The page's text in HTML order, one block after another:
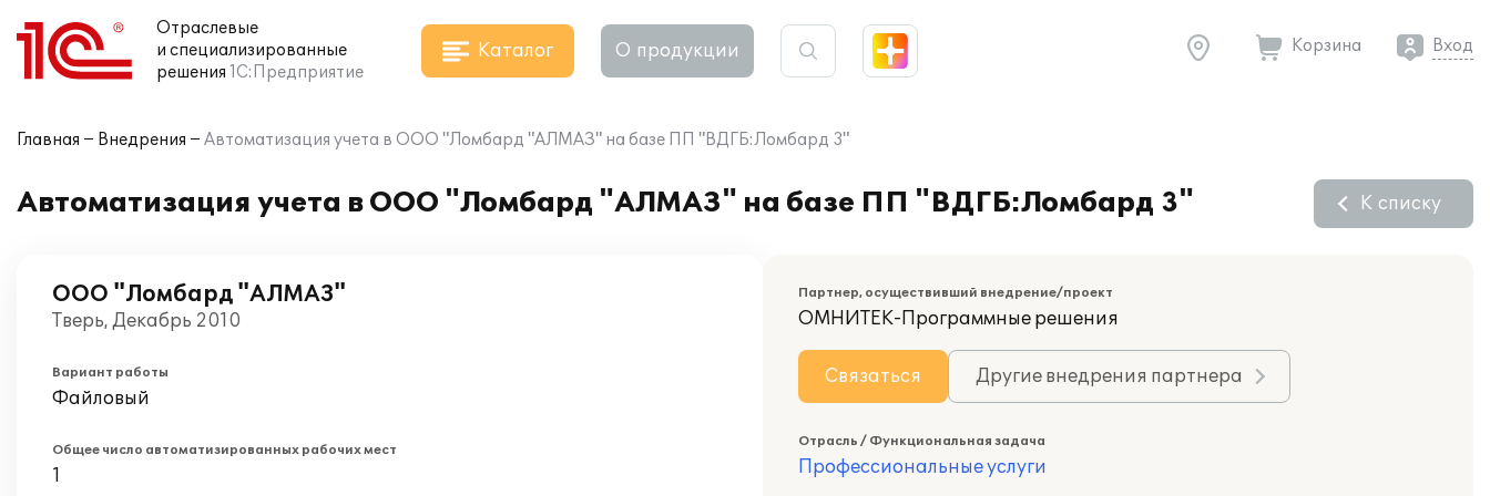
Отраслевые
и специализированные
решения 1С:Предприятие
Каталог О продукции Корзина Вход
Главная Внедрения Автоматизация учета в ООО "Ломбард "АЛМАЗ" на базе ПП "ВДГБ:Ломбард 3"
Автоматизация учета в ООО "Ломбард "АЛМАЗ" на базе ПП "ВДГБ:Ломбард 3" К списку
ООО "Ломбард "АЛМАЗ"
Тверь, Декабрь 2010
Вариант работы
Файловый
Общее число автоматизированных рабочих мест
1
Партнер, осуществивший внедрение/проект
ОМНИТЕК-Программные решения
Связаться Другие внедрения партнера
Отрасль / Функциональная задача
Профессиональные услуги